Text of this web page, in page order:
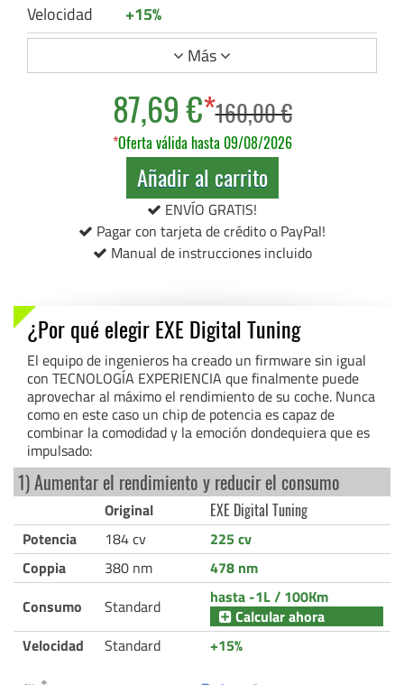
Velocidad
+15%
Más
87,69 €*160,00 €
*Oferta válida hasta 09/08/2026
Añadir al carrito
ENVÍO GRATIS!
Pagar con tarjeta de crédito o PayPal!
Manual de instrucciones incluido
¿Por qué elegir EXE Digital Tuning
El equipo de ingenieros ha creado un firmware sin igual
con TECNOLOGÍA EXPERIENCIA que finalmente puede
aprovechar al máximo el rendimiento de su coche. Nunca
como en este caso un chip de potencia es capaz de
combinar la comodidad y la emoción dondequiera que es
impulsado:
1) Aumentar el rendimiento y reducir el consumo
Original
EXE Digital Tuning
Potencia
184 cv
225 cv
Coppia
380 nm
478 nm
Consumo
Standard
hasta -1L / 100Km
Calcular ahora
Velocidad
Standard +15%